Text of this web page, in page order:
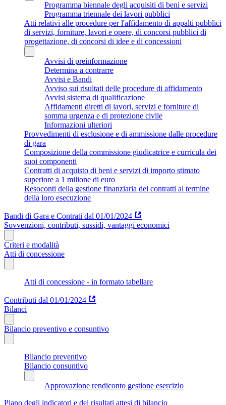
Programma biennale degli acquisiti di beni e servizi
Programma triennale dei lavori pubblici
Atti relativi alle procedure per l'affidamento di appalti pubblici
di servizi, forniture, lavori e opere, di concorsi pubblici di
progettazione, di concorsi di idee e di concessioni
Avvisi di preinformazione
Determina a contrarre
Avvisi e Bandi
Avviso sui risultati delle procedure di affidamento
Avvisi sistema di qualificazione
Affidamenti diretti di lavori, servizi e forniture di
somma urgenza e di protezione civile
Informazioni ulteriori
Provvedimenti di esclusione e di ammissione dalle procedure
di gara
Composizione della commissione giudicatrice e curricula dei
suoi componenti
Contratti di acquisto di beni e servizi di importo stimato
superiore a 1 milione di euro
Resoconti della gestione finanziaria dei contratti al termine
della loro esecuzione
Bandi di Gara e Contrati dal 01/01/2024
Sovvenzioni, contributi, sussidi, vantaggi economici
Criteri e modalità
Atti di concessione
Atti di concessione - in formato tabellare
Contributi dal 01/01/2024
Bilanci
Bilancio preventivo e consuntivo
Bilancio preventivo
Bilancio consuntivo
Approvazione rendiconto gestione esercizio
Piano degli indicatori e dei risultati attesi di bilancio